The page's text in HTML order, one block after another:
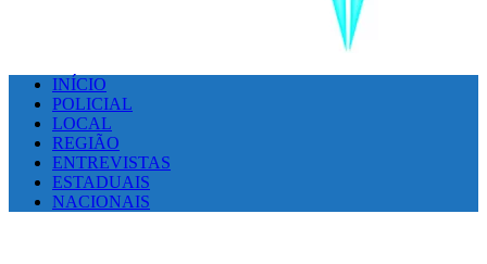
INÍCIO
POLICIAL
LOCAL
REGIÃO
ENTREVISTAS
ESTADUAIS
NACIONAIS